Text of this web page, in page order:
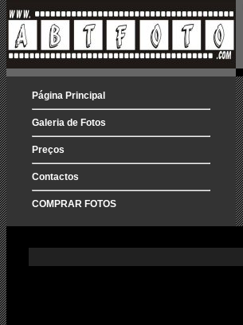
Página Principal
Galeria de Fotos
Preços
Contactos
COMPRAR FOTOS